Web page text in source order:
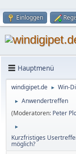
Einloggen
Hauptmenü
windigipet.de ► Win-
►
Anwendertreffen
(Moderatoren: Peter
►
Kurzfristiges
möglich?